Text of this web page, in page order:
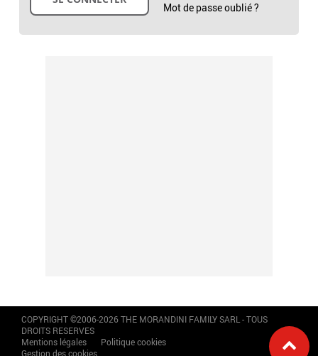
Mot de passe oublié ?
COPYRIGHT ©2006-2026 THE MORANDINI FAMILY SARL - TOUS
DROITS RESERVES
Mentions légales
Politique cookies
Gestion des cookies